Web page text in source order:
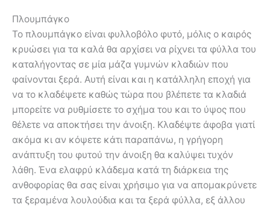
Πλουμπάγκο
Το πλουμπάγκο είναι φυλλοβόλο φυτό, μόλις ο καιρός
κρυώσει για τα καλά θα αρχίσει να ρίχνει τα φύλλα του
καταλήγοντας σε μία μάζα γυμνών κλαδιών που
φαίνονται ξερά. Αυτή είναι και η κατάλληλη εποχή για
να το κλαδέψετε καθώς τώρα που βλέπετε τα κλαδιά
μπορείτε να ρυθμίσετε το σχήμα του και το ύψος που
θέλετε να αποκτήσει την άνοιξη. Κλαδέψτε άφοβα γιατί
ακόμα κι αν κόψετε κάτι παραπάνω, η γρήγορη
ανάπτυξη του φυτού την άνοιξη θα καλύψει τυχόν
λάθη. Ένα ελαφρύ κλάδεμα κατά τη διάρκεια της
ανθοφορίας θα σας είναι χρήσιμο για να απομακρύνετε
τα ξεραμένα λουλούδια και τα ξερά φύλλα, εξ άλλου